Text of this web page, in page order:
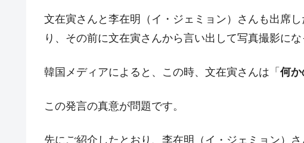
Fact1 発表から2日で大崩壊、鳴かず飛ばずに終わりそうな
Fact1 日本人マスターズ挑戦の歴史。松山以前に最高位だっ
文在寅さんと李在明（イ・ジェミョン）さんも出席
り、その前に文在寅さんから言い出して写真撮影にな
韓国メディアによると、この時、文在寅さんは「 何か
この発言の真意が問題です。
先にご紹介したとおり、李在明（イ・ジェミョン）